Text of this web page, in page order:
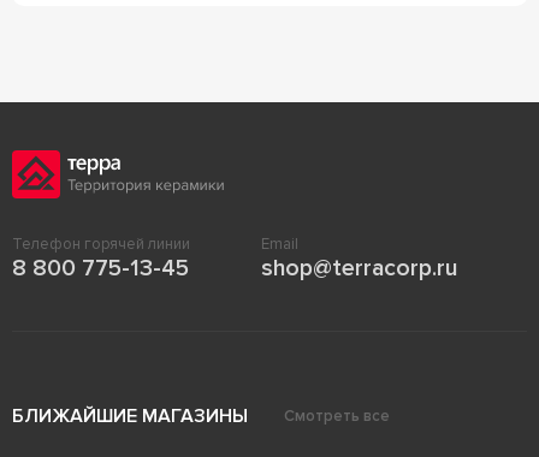
Телефон горячей линии
8 800 775-13-45
Email
shop@terracorp.ru
БЛИЖАЙШИЕ МАГАЗИНЫ Смотреть все